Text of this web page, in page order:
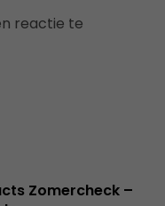
reactie te
Zomercheck –